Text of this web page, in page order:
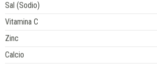
Sal (Sodio)
Vitamina C
Zinc
Calcio